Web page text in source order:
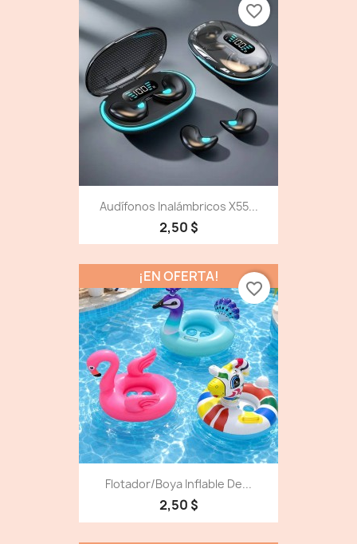
Audífonos Inalámbricos X55...
2,50 $
favorite_border
Flotador/Boya Inflable De...
2,50 $
¡EN OFERTA!
favorite_border